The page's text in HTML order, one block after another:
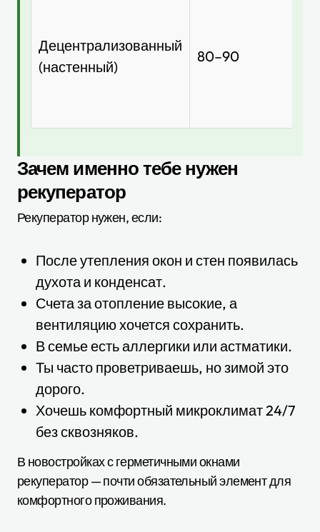
Децентрализованный
(настенный)
80–90
Зачем именно тебе нужен
рекуператор
Рекуператор нужен, если:
После утепления окон и стен появилась
духота и конденсат.
Счета за отопление высокие, а
вентиляцию хочется сохранить.
В семье есть аллергики или астматики.
Ты часто проветриваешь, но зимой это
дорого.
Хочешь комфортный микроклимат 24/7
без сквозняков.
В новостройках с герметичными окнами
рекуператор — почти обязательный элемент для
комфортного проживания.